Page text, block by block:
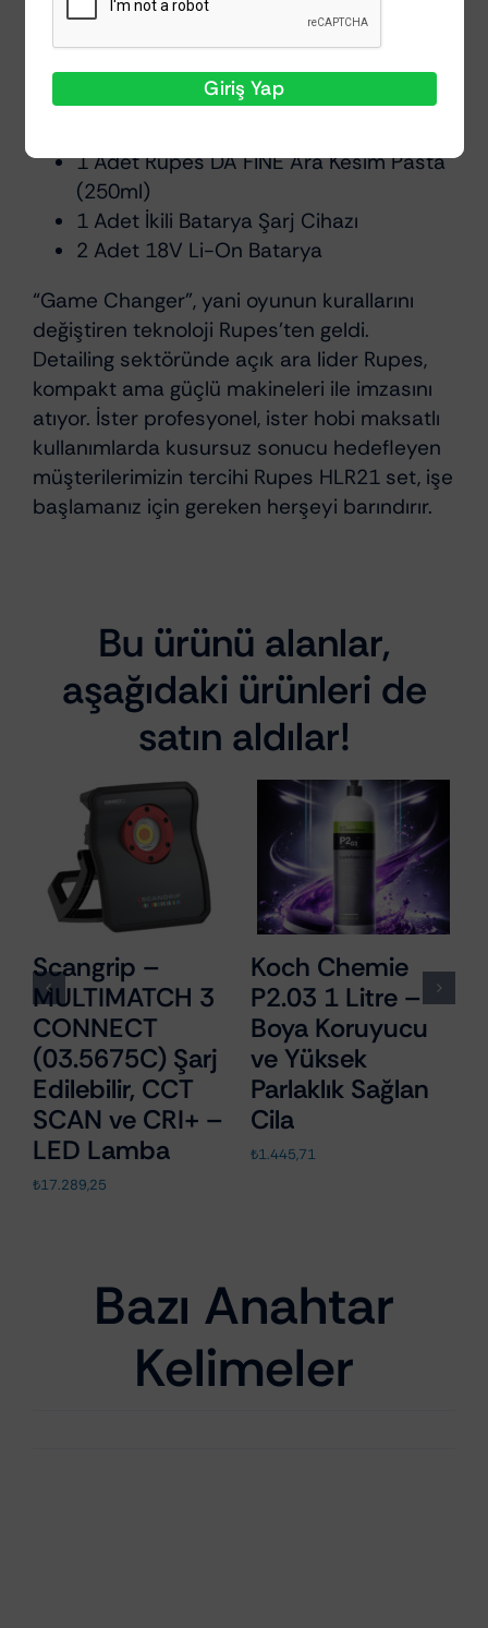
2 Adet Rupes DA FINE YÜN Polisaj Pedi
2 Adet Rupes DA COARSE YÜN Polisaj
Pedi
1 Adet Rupes DA COARSE Ağır
1 Adet Rupes DA FINE Ara Kesim Pasta
(250ml)
1 Adet İkili Batarya Şarj Cihazı
2 Adet 18V Li-On Batarya
“Game Changer”, yani oyunun kurallarını
değiştiren teknoloji Rupes’ten geldi.
Detailing sektöründe açık ara lider Rupes,
kompakt ama güçlü makineleri ile imzasını
atıyor. İster profesyonel, ister hobi maksatlı
kullanımlarda kusursuz sonucu hedefleyen
müşterilerimizin tercihi Rupes HLR21 set, işe
başlamanız için gereken herşeyi barındırır.
Bu ürünü alanlar,
aşağıdaki ürünleri de
satın aldılar!
Scangrip –
MULTIMATCH 3
CONNECT
(03.5675C) Şarj
Edilebilir, CCT
SCAN ve CRI+ –
LED Lamba
₺17.289,25
Koch Chemie
P2.03 1 Litre –
Boya Koruyucu
ve Yüksek
Parlaklık Sağlan
Cila
₺1.445,71
Bazı Anahtar
Kelimeler
Giriş Yap